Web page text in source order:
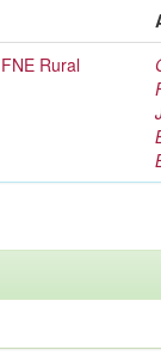
Rural